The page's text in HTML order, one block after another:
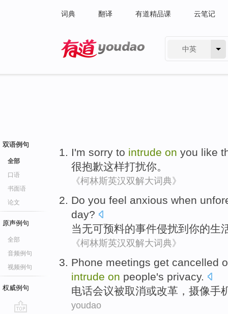
词典 翻译 有道精品课 云笔记
中英
双语例句
全部
口语
书面语
论文
原声例句
全部
音频例句
视频例句
权威例句
I'm sorry to intrude on you like
很抱歉这样打扰你。
《柯林斯英汉双解大词典》
Do you feel anxious when
day?
当无可预料的事件侵扰到 你的生
《柯林斯英汉双解大词典》
Phone meetings get cancelled
intrude on people's privacy.
电话会议被取消或改革 ， 摄像手
youdao